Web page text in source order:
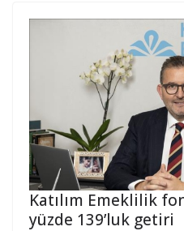
Katılım Emeklilik
yüzde 139’luk getiri